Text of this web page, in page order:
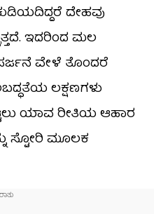
ದೇಹವು
ಇದರಿಂದ ಮಲ
ವೇಳೆ ತೊಂದರೆ
ಲಕ್ಷಣಗಳು
ಯಾವ ರೀತಿಯ ಆಹಾರ
ಸ್ಟೋರಿ ಮೂಲಕ